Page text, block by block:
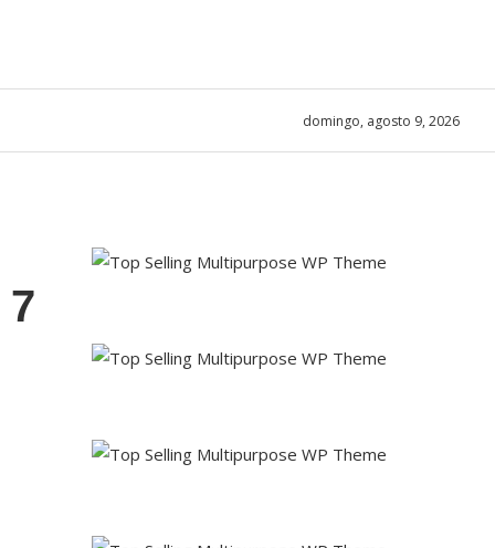
domingo, agosto 9, 2026